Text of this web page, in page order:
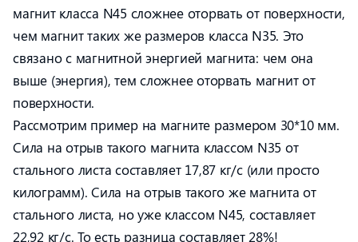
магнит класса N45 сложнее оторвать от поверхности,
чем магнит таких же размеров класса N35. Это
связано с магнитной энергией магнита: чем она
выше (энергия), тем сложнее оторвать магнит от
поверхности.
Рассмотрим пример на магните размером 30*10 мм.
Сила на отрыв такого магнита классом N35 от
стального листа составляет 17,87 кг/с (или просто
килограмм). Сила на отрыв такого же магнита от
стального листа, но уже классом N45, составляет
22,92 кг/с. То есть разница составляет 28%!